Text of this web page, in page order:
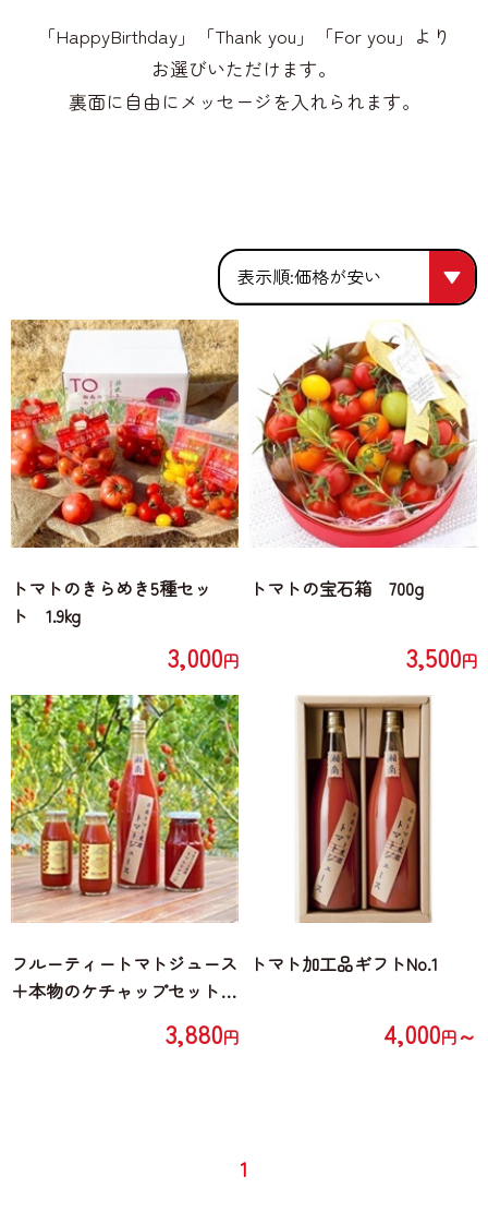
「HappyBirthday」「Thank you」「For you」より
お選びいただけます。
裏面に自由にメッセージを入れられます。
人気順
価格が安い
価格が安い
価格が高い
トマトのきらめき5種セッ
ト 1.9kg
3,000円
トマトの宝石箱 700g
3,500円
フルーティートマトジュース
＋本物のケチャップセット
トマトケチャップ300g×1
3,880円
トマト加工品ギフトNo.1
4,000円～
1